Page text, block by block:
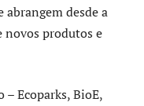
abrangem desde a
novos produtos e
– Ecoparks, BioE,